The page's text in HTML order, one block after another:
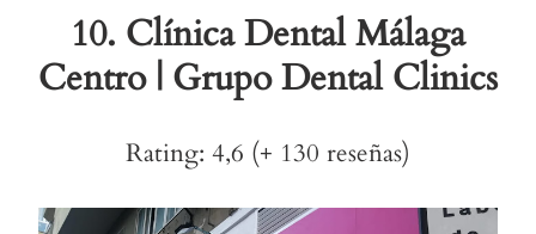
10. Clínica Dental Málaga
Centro | Grupo Dental Clinics
Rating: 4,6 (+ 130 reseñas)